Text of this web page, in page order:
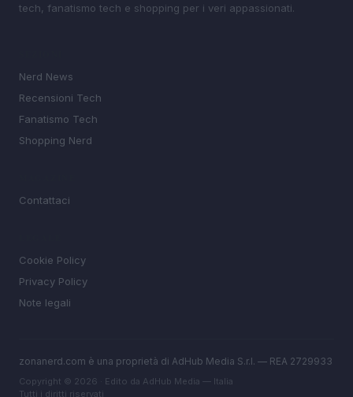
tech, fanatismo tech e shopping per i veri appassionati.
Nerd News
Recensioni Tech
Fanatismo Tech
Shopping Nerd
Contattaci
Cookie Policy
Privacy Policy
Note legali
zonanerd.com è una proprietà di AdHub Media S.r.l. — REA 2729933
Copyright © 2026 · Edito da AdHub Media — Italia
Tutti i diritti riservati